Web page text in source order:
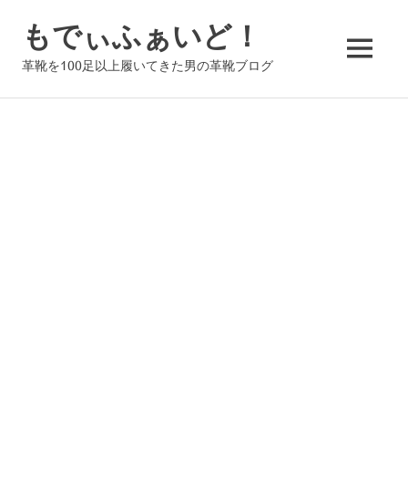
ツ
もでぃふぁいど！
革靴を100足以上履いてきた男の革靴ブログ MENU